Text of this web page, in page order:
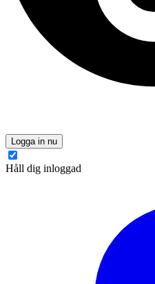
Logga in nu
Håll dig inloggad